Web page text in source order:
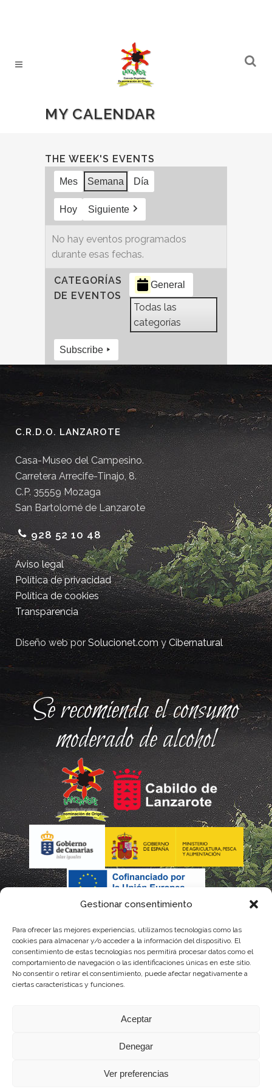
Gestionar consentimiento
Para ofrecer las mejores experiencias, utilizamos tecnologías como las
cookies para almacenar y/o acceder a la información del dispositivo. El
consentimiento de estas tecnologías nos permitirá procesar datos como el
comportamiento de navegación o las identificaciones únicas en este sitio.
No consentir o retirar el consentimiento, puede afectar negativamente a
ciertas características y funciones.
Aceptar
Denegar
Ver preferencias
MY CALENDAR
THE WEEK'S EVENTS
Mes Semana Día
Hoy Siguiente
No hay eventos programados
durante esas fechas.
CATEGORÍAS
DE EVENTOS
General
Todas las
categorías
Subscribe
C.R.D.O. LANZAROTE
Casa-Museo del Campesino.
Carretera Arrecife-Tinajo, 8.
C.P. 35559 Mozaga
San Bartolomé de Lanzarote
928 52 10 48
Aviso legal
Política de privacidad
Política de cookies
Transparencia
Diseño web porSolucionet.comyCibernatural
Se recomienda el consumo
moderado de alcohol
La gestión de la DOP Lanzarote realizada por este Consejo
Regulador es financiada, parcialmente, por el Gobierno de
Canarias
Instituto Canario de Calidad Agroalimentaria